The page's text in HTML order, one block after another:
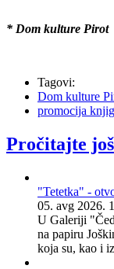
* Dom kulture Pirot
Tagovi:
Dom kulture
promocija
Pročitajte još
"Tetetka" -
05. avg 2026.
U Galeriji
na papiru
koja su, kao i